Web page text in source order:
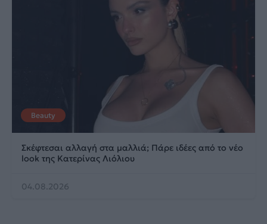
Beauty
Σκέφτεσαι αλλαγή στα μαλλιά; Πάρε ιδέες από το νέο
look της Κατερίνας Λιόλιου
04.08.2026